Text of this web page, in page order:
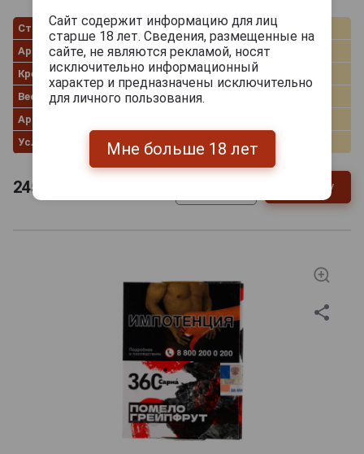
Страна производства
Россия
Ароматизация
Яблоко / Карамель
Крепость
Крепкая
Вес пачки
25.0 г
Артикул
Условия продаж
Только самовывоз
245 В заявку
Сайт содержит информацию для лиц
старше 18 лет. Сведения, размещенные на
сайте, не являются рекламой, носят
исключительно информационный
характер и предназначены исключительно
для личного пользования.
Мне больше 18 лет